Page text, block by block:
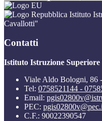
Istituto
Cavallotti"
Contatti
Istituto Istruzione
Viale Aldo Bologni, 86
Tel: 0758521144 -
Email:
PEC:
C.F.: 90022390547